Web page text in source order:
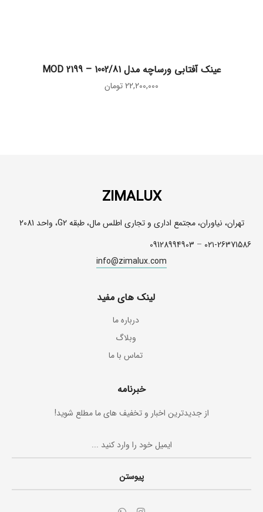
اطلاعات بیشتر
عینک آفتابی ورساچه مدل MOD 2199 – 1002/81
22,200,000تومان
ZIMALUX
تهران، نیاوران، مجتمع اداری و تجاری اطلس مال، طبقه G2، واحد 2081
۰۲۱-26371586 –
09128994903
info@zimalux.com
لینک های مفید
درباره ما
وبلاگ
تماس با ما
خبرنامه
از جدیدترین اخبار و تخفیف های ما مطلع شوید!
پیوستن